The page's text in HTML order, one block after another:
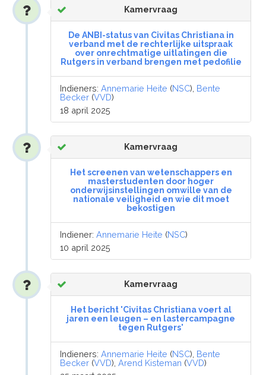
Kamervraag
De ANBI-status van Civitas Christiana in
verband met de rechterlijke uitspraak
over onrechtmatige uitlatingen die
Rutgers in verband brengen met pedofilie
Indieners:Annemarie Heite (NSC), Bente
Becker (VVD)
18 april 2025
Kamervraag
Het screenen van wetenschappers en
masterstudenten door hoger
onderwijsinstellingen omwille van de
nationale veiligheid en wie dit moet
bekostigen
Indiener:Annemarie Heite (NSC)
10 april 2025
Kamervraag
Het bericht 'Civitas Christiana voert al
jaren een leugen – en lastercampagne
tegen Rutgers'
Indieners:Annemarie Heite (NSC), Bente
Becker (VVD),Arend Kisteman (VVD)